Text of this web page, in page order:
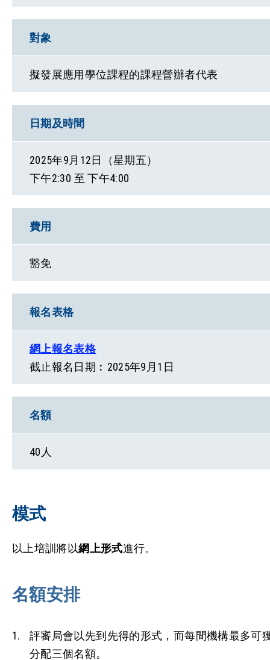
對象
擬發展應用學位課程的課程營辦者代表
日期及時間
2025年9月12日（星期五）
下午2:30 至 下午4:00
費用
豁免
報名表格
網上報名表格
截止報名日期︰2025年9月1日
名額
40人
模式
以上培訓將以網上形式進行。
名額安排
評審局會以先到先得的形式，而每間機構最多可
分配三個名額。